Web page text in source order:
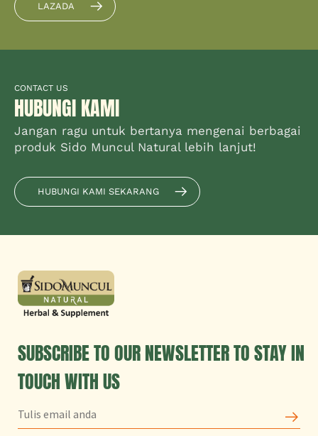
LAZADA
CONTACT US
HUBUNGI KAMI
Jangan ragu untuk bertanya mengenai berbagai
produk Sido Muncul Natural lebih lanjut!
HUBUNGI KAMI SEKARANG
SUBSCRIBE TO OUR NEWSLETTER TO STAY IN
TOUCH WITH US